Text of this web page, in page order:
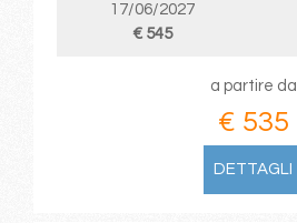
17/06/2027
€ 545
a partire da
€ 535
DETTAGLI